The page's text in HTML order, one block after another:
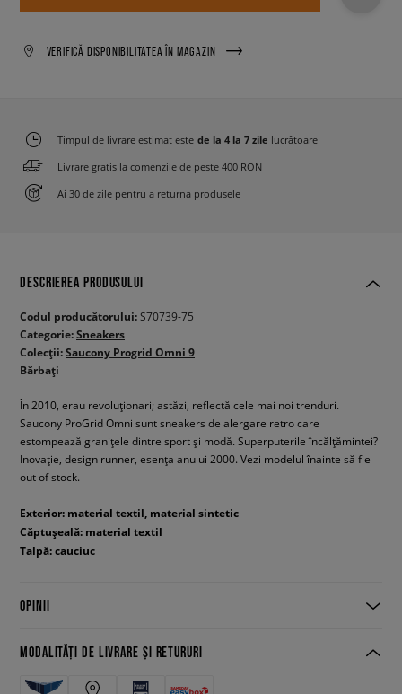
VERIFICĂ DISPONIBILITATEA ÎN MAGAZIN
Timpul de livrare estimat este de la 4 la 7 zile lucrătoare
Livrare gratis la comenzile de peste 400 RON
Ai 30 de zile pentru a returna produsele
DESCRIEREA PRODUSULUI
Codul producătorului:S70739-75
Categorie:Sneakers
Colecții:Saucony Progrid Omni 9
Bărbați
În 2010, erau revoluționari; astăzi, reflectă cele mai noi trenduri.
Saucony ProGrid Omni sunt sneakers de alergare retro care
estompează granițele dintre sport și modă. Superputerile încălțămintei?
Inovație, design runner, esența anului 2000. Vezi modelul înainte să fie
out of stock.
Exterior: material textil, material sintetic
Căptușeală: material textil
Talpă: cauciuc
OPINII
MODALITĂȚI DE LIVRARE ȘI RETURURI